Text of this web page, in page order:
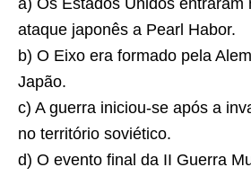
a) Os Estados Unidos entraram
ataque japonês a Pearl Habor.
b) O Eixo era formado pela
Japão.
c) A guerra iniciou-se após a
no território soviético.
d) O evento final da II Guerra